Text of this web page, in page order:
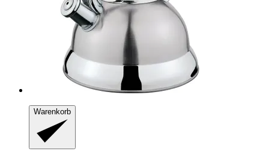
Warenkorb